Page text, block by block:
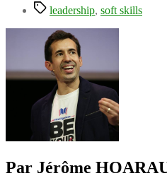
Étiquettes
leadership, soft skills
Par Jérôme